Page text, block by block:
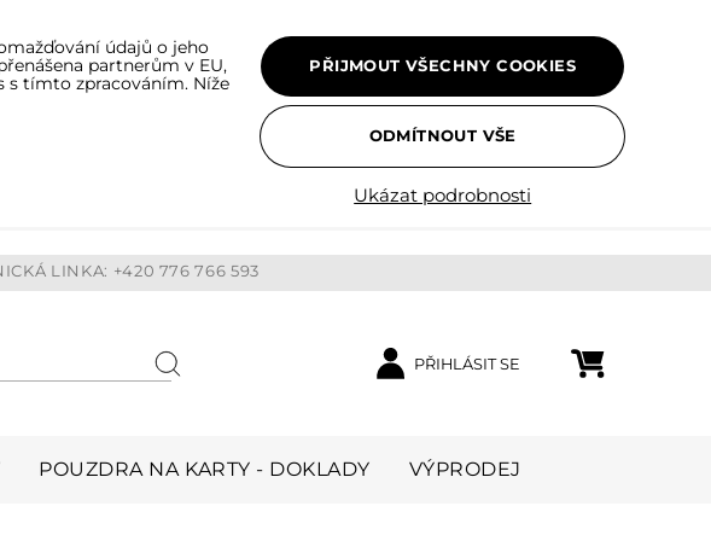
PŘIHLÁSIT SE
Nákupní košík
LINKA: +420 776 766 593
POUZDRA NA KARTY - DOKLADY VÝPRODEJ
údajů o jeho
partnerům v EU,
s tímto zpracováním. Níže
Ukázat podrobnosti
PŘIJMOUT VŠECHNY COOKIES
ODMÍTNOUT VŠE